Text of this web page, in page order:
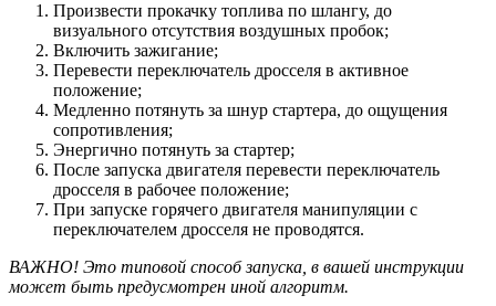
Произвести прокачку топлива по шлангу, до
визуального отсутствия воздушных пробок;
Включить зажигание;
Перевести переключатель дросселя в активное
положение;
Медленно потянуть за шнур стартера, до ощущения
сопротивления;
Энергично потянуть за стартер;
После запуска двигателя перевести переключатель
дросселя в рабочее положение;
При запуске горячего двигателя манипуляции с
переключателем дросселя не проводятся.
ВАЖНО! Это типовой способ запуска, в вашей инструкции
может быть предусмотрен иной алгоритм.